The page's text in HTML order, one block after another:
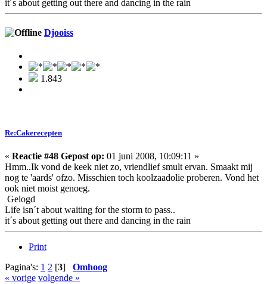
it´s about getting out there and dancing in the rain
Djooiss
1.843
Re:Cakerecepten
« Reactie #48 Gepost op: 01 juni 2008, 10:09:11 »
Hmm..Ik vond de keek niet zo, vriendlief smult ervan. Smaakt mij
nog te 'aards' ofzo. Misschien toch koolzaadolie proberen. Vond het
ook niet moist genoeg.
Gelogd
Life isn´t about waiting for the storm to pass..
it´s about getting out there and dancing in the rain
Print
Pagina's: 1 2 [3] Omhoog
« vorige volgende »